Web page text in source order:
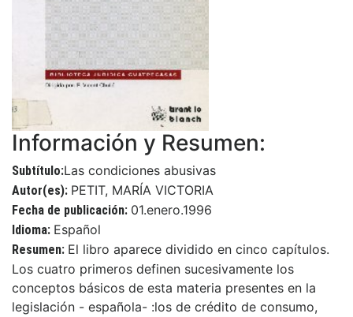
Información y Resumen:
Subtítulo:Las condiciones abusivas
Autor(es): PETIT, MARÍA VICTORIA
Fecha de publicación: 01.enero.1996
Idioma: Español
Resumen: El libro aparece dividido en cinco capítulos.
Los cuatro primeros definen sucesivamente los
conceptos básicos de esta materia presentes en la
legislación - española- :los de crédito de consumo,